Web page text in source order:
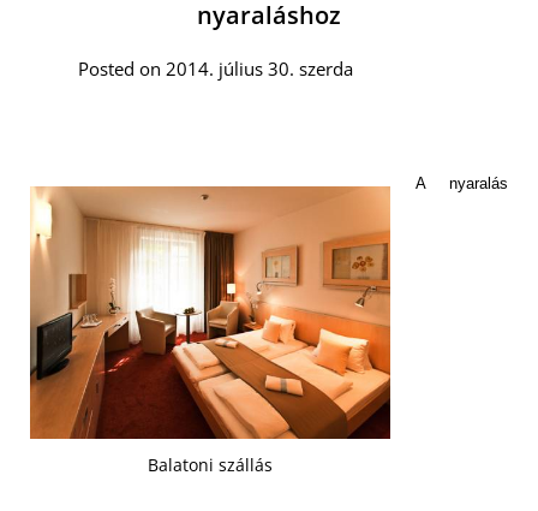
nyaraláshoz
Posted on 2014. július 30. szerda
Balatoni szállás
A nyaralás